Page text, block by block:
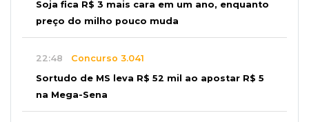
Soja fica R$ 3 mais cara em um ano, enquanto
preço do milho pouco muda
22:48 Concurso 3.041
Sortudo de MS leva R$ 52 mil ao apostar R$ 5
na Mega-Sena